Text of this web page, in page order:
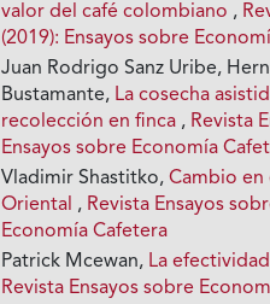
valor del café colombiano ,
(2019): Ensayos sobre
Juan Rodrigo Sanz Uribe,
Bustamante, La cosecha
recolección en finca , Revista
Ensayos sobre Economía
Vladimir Shastitko,Cambio en
Oriental , Revista Ensayos
Economía Cafetera
Patrick Mcewan, La
Revista Ensayos sobre